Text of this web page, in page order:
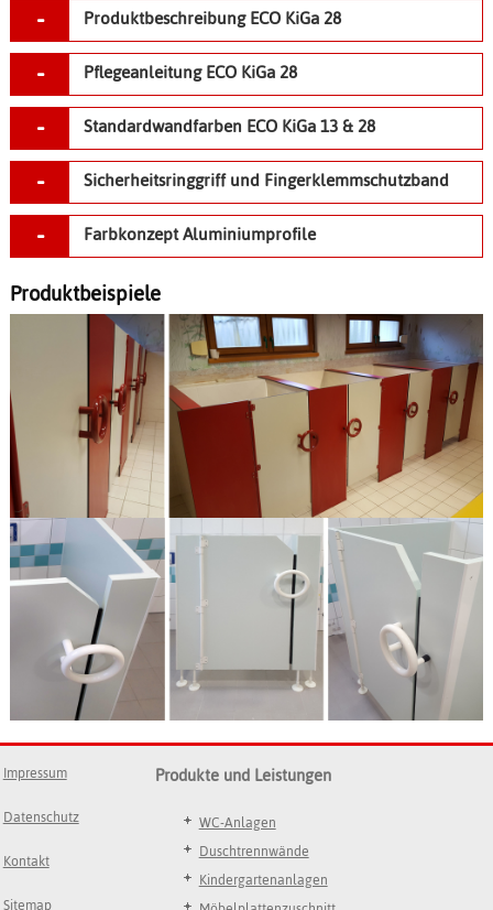
Produktbeschreibung ECO KiGa 28
Pflegeanleitung ECO KiGa 28
Standardwandfarben ECO KiGa 13 & 28
Sicherheitsringgriff und Fingerklemmschutzband
Farbkonzept Aluminiumprofile
Produktbeispiele
Impressum
Datenschutz
Kontakt
Produkte und Leistungen
WC-Anlagen
Duschtrennwände
Kindergartenanlagen